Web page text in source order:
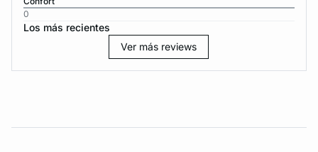
0
Los más recientes
Ver más reviews